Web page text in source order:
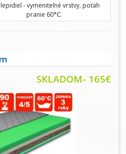
- vymeniteľné vrstvy, poťah
pranie 60°C
SKLADOM- 165€